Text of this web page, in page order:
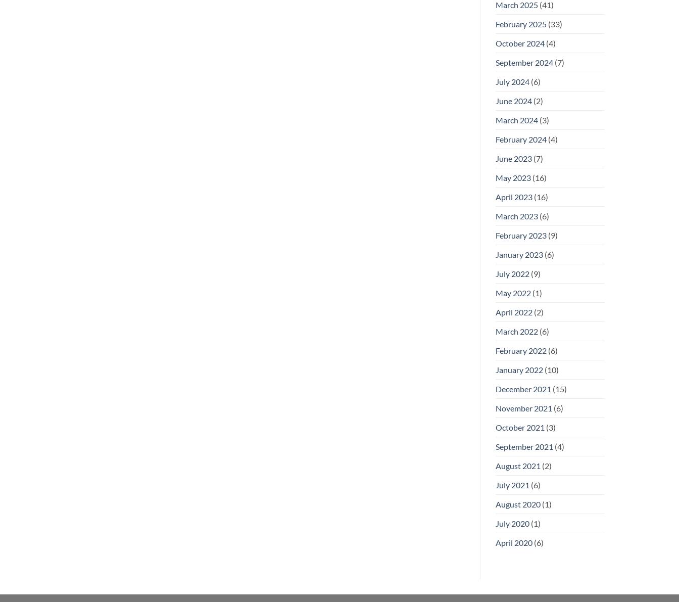
March 2025(41)
February 2025(33)
October 2024(4)
September 2024(7)
July 2024(6)
June 2024(2)
March 2024(3)
February 2024(4)
June 2023(7)
May 2023(16)
April 2023(16)
March 2023(6)
February 2023(9)
January 2023(6)
July 2022(9)
May 2022(1)
April 2022(2)
March 2022(6)
February 2022(6)
January 2022(10)
December 2021 (15)
November 2021 (6)
October 2021 (3)
September 2021 (4)
August 2021 (2)
July 2021 (6)
August 2020(1)
July 2020(1)
April 2020(6)